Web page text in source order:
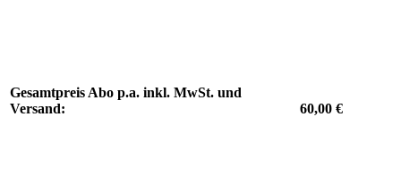
Gesamtpreis Abo p.a. inkl. MwSt. und
Versand:
60,00 €